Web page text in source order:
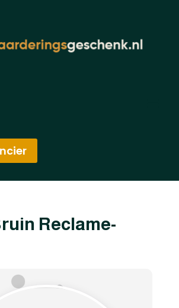
Reclame-